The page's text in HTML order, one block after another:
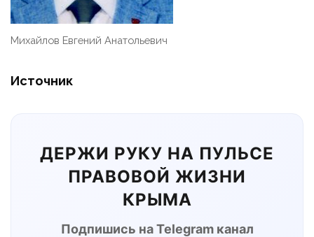
Михайлов Евгений Анатольевич
Источник
ДЕРЖИ РУКУ НА ПУЛЬСЕ
ПРАВОВОЙ ЖИЗНИ
КРЫМА
Подпишись на Telegram канал